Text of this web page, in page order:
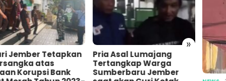
»
Lumajang
Warga
Jember
Pemuda di Gumukmas
Jember Bunuh Teman
Sendiri Gegara
10